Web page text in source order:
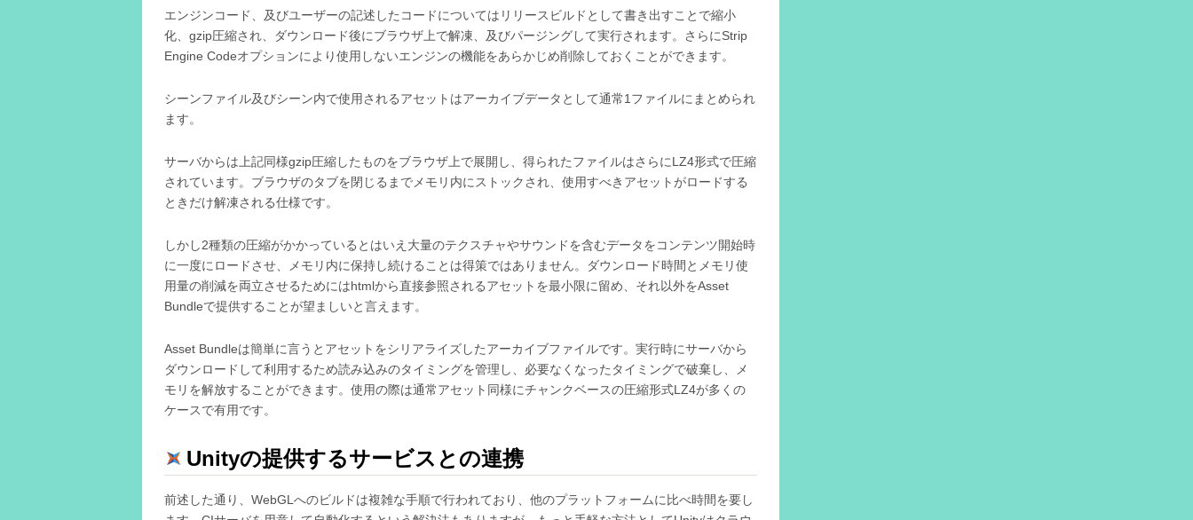
エンジンコード、及びユーザーの記述したコードについてはリリースビルドとして書き出すことで縮小
化、gzip圧縮され、ダウンロード後にブラウザ上で解凍、及びパージングして実行されます。さらにStrip
Engine Codeオプションにより使用しないエンジンの機能をあらかじめ削除しておくことができます。
シーンファイル及びシーン内で使用されるアセットはアーカイブデータとして通常1ファイルにまとめられ
ます。
サーバからは上記同様gzip圧縮したものをブラウザ上で展開し、得られたファイルはさらにLZ4形式で圧縮
されています。ブラウザのタブを閉じるまでメモリ内にストックされ、使用すべきアセットがロードする
ときだけ解凍される仕様です。
しかし2種類の圧縮がかかっているとはいえ大量のテクスチャやサウンドを含むデータをコンテンツ開始時
に一度にロードさせ、メモリ内に保持し続けることは得策ではありません。ダウンロード時間とメモリ使
用量の削減を両立させるためにはhtmlから直接参照されるアセットを最小限に留め、それ以外をAsset
Bundleで提供することが望ましいと言えます。
Asset Bundleは簡単に言うとアセットをシリアライズしたアーカイブファイルです。実行時にサーバから
ダウンロードして利用するため読み込みのタイミングを管理し、必要なくなったタイミングで破棄し、メ
モリを解放することができます。使用の際は通常アセット同様にチャンクベースの圧縮形式LZ4が多くの
ケースで有用です。
Unityの提供するサービスとの連携
前述した通り、WebGLへのビルドは複雑な手順で行われており、他のプラットフォームに比べ時間を要し